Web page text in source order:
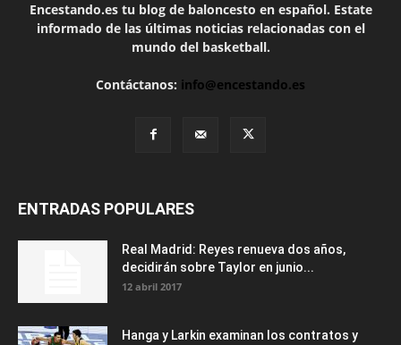
Encestando.es tu blog de baloncesto en español. Estate
informado de las últimas noticias relacionadas con el
mundo del basketball.
Contáctanos: info@encestando.es
ENTRADAS POPULARES
Real Madrid: Reyes renueva dos años,
decidirán sobre Taylor en junio...
12 abril 2017
Hanga y Larkin examinan los contratos y